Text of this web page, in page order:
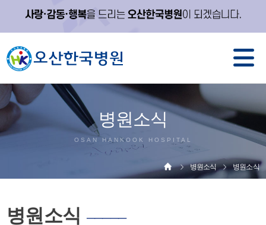
병원소식
OSAN HANKOOK HOSPITAL
병원소식 병원소식
병원소식 ─────